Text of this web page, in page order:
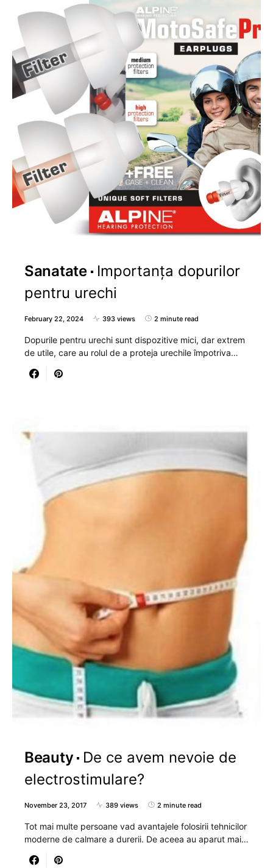
Sanatate
Importanța dopurilor
pentru urechi
February 22, 2024 393 views 2 minute read
Dopurile pentru urechi sunt dispozitive mici, dar extrem
de utile, care au rolul de a proteja urechile împotriva…
Beauty
De ce avem nevoie de
electrostimulare?
November 23, 2017 389 views 2 minute read
Tot mai multe persoane vad avantajele folosirii tehnicilor
moderne de calmare a durerii. De aceea au aparut mai…